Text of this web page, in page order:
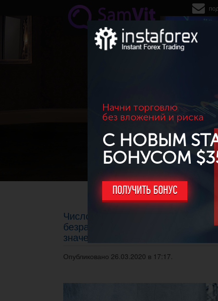
Перейти к основному содержанию
Начни торговлю
без вложений и риска
С НОВЫМ
БОНУСОМ
ПОЛУЧИТЬ БОНУС
Число первичных заявок на
безработице в США достигло
значений
Опубликовано 26.03.2020 в 17:17.